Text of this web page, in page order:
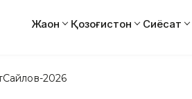
Жаҳон Қозоғистон Сиёсат
Сайлов-2026